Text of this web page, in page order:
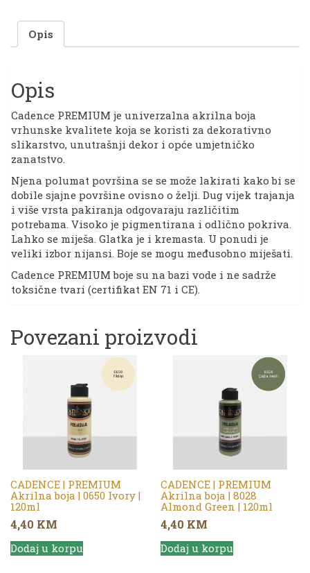
0252
Paris
Violet
120ml
količina
Opis
Opis
Cadence PREMIUM je univerzalna akrilna boja
vrhunske kvalitete koja se koristi za dekorativno
slikarstvo, unutrašnji dekor i opće umjetničko
zanatstvo.
Njena polumat površina se se može lakirati kako bi se
dobile sjajne površine ovisno o želji. Dug vijek trajanja
i više vrsta pakiranja odgovaraju različitim
potrebama. Visoko je pigmentirana i odlično pokriva.
Lahko se miješa. Glatka je i kremasta. U ponudi je
veliki izbor nijansi. Boje se mogu međusobno miješati.
Cadence PREMIUM boje su na bazi vode i ne sadrže
toksične tvari (certifikat EN 71 i CE).
Povezani proizvodi
CADENCE | PREMIUM
Akrilna boja | 0650 Ivory |
120ml
4,40 KM
Dodaj u korpu
CADENCE | PREMIUM
Akrilna boja | 8028
Almond Green | 120ml
4,40 KM
Dodaj u korpu